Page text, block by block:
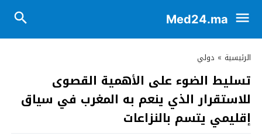
Med24.ma
الرئيسية » دولي
تسليط الضوء على الأهمية القصوى
للاستقرار الذي ينعم به المغرب في سياق
إقليمي يتسم بالنزاعات